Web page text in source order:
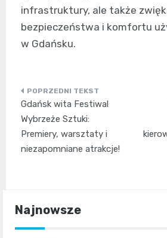
infrastruktury, ale także
bezpieczeństwa i komfortu
w Gdańsku.
Nawigacja
wpisu
Gdańsk wita Festiwal
Wybrzeże Sztuki:
Premiery, warsztaty i
niezapomniane atrakcje!
Najnowsze